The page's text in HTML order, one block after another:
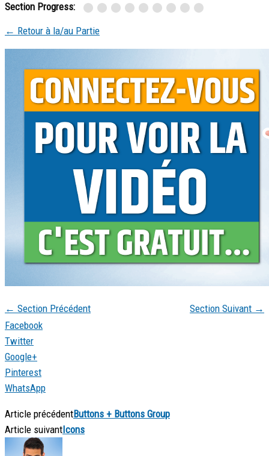
Section Progress:
← Retour à la/au Partie
← Section Précédent Section Suivant →
Facebook
Twitter
Google+
Pinterest
WhatsApp
Article précédentButtons + Buttons Group
Article suivantIcons